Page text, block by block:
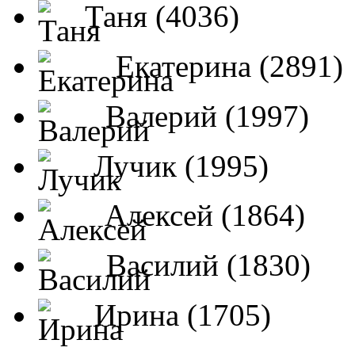
Таня (4036)
Екатерина (2891)
Валерий (1997)
Лучик (1995)
Алексей (1864)
Василий (1830)
Ирина (1705)